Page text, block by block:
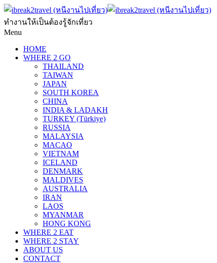
ทำงานให้เป็นต้องรู้จักเที่ยว
Menu
HOME
WHERE 2 GO
THAILAND
TAIWAN
JAPAN
SOUTH KOREA
CHINA
INDIA & LADAKH
TURKEY (Türkiye)
RUSSIA
MALAYSIA
MACAO
VIETNAM
ICELAND
DENMARK
MALDIVES
AUSTRALIA
IRAN
LAOS
MYANMAR
HONG KONG
WHERE 2 EAT
WHERE 2 STAY
ABOUT US
CONTACT